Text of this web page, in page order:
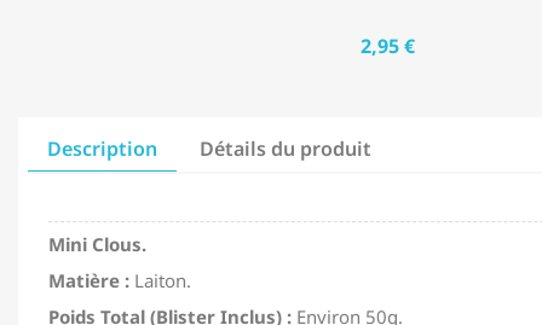
2,95 €
Description Détails du produit
Mini Clous.
Matière : Laiton.
Poids Total (Blister Inclus) : Environ 50g.